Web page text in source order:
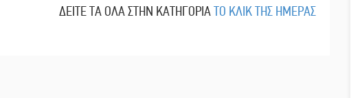
ΔΕΙΤΕ ΤΑ ΟΛΑ ΣΤΗΝ ΚΑΤΗΓΟΡΙΑΤΟ ΚΛΙΚ ΤΗΣ ΗΜΕΡΑΣ